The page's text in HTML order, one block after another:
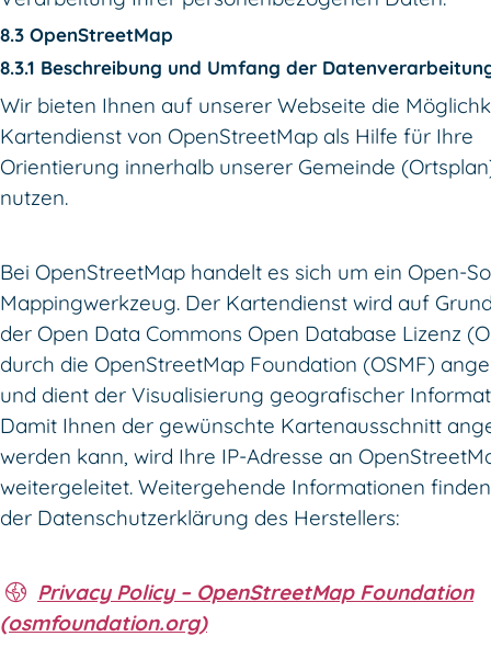
8.3 OpenStreetMap
8.3.1 Beschreibung und Umfang der
Wir bieten Ihnen auf unserer Webseite die
Kartendienst von OpenStreetMap als Hilfe für Ihre
Orientierung innerhalb unserer Gemeinde
nutzen.
Bei OpenStreetMap handelt es sich um ein Open-
Mappingwerkzeug. Der Kartendienst wird auf
der Open Data Commons Open Database Lizenz
durch die OpenStreetMap Foundation (OSMF)
und dient der Visualisierung geografischer
Damit Ihnen der gewünschte Kartenausschnitt
werden kann, wird Ihre IP-Adresse an
weitergeleitet. Weitergehende Informationen
der Datenschutzerklärung des Herstellers:
Privacy Policy – OpenStreetMap Foundation
(osmfoundation.org)